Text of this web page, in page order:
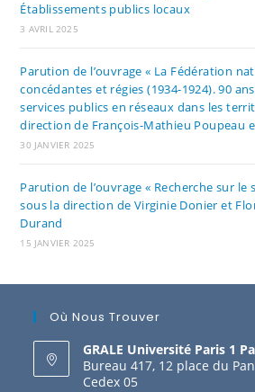
Établissements publics locaux
3 AVRIL 2025
Parution de l’ouvrage « La Fédération
concédantes et régies (1934-1924). 90
services publics en réseaux dans les
direction de François-Mathieu Poupeau
30 JANVIER 2025
Parution de l’ouvrage « Recherche sur
sous la direction de Virginie Donier et
Durand
15 JANVIER 2025
Où Nous Trouver
GRALE Université Paris 1
Bureau 417, 12 place du
Cedex 05